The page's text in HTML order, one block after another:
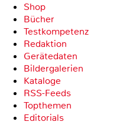
Shop
Bücher
Testkompetenz
Redaktion
Gerätedaten
Bildergalerien
Kataloge
RSS-Feeds
Topthemen
Editorials